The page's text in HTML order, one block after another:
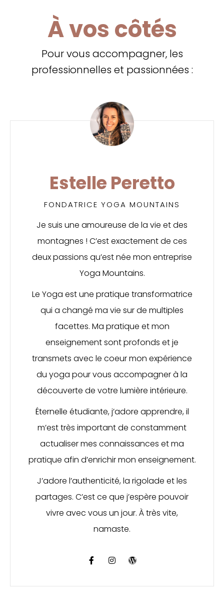
À vos côtés
Pour vous accompagner, les
professionnelles et passionnées :
Estelle Peretto
FONDATRICE YOGA MOUNTAINS
Je suis une amoureuse de la vie et des
montagnes ! C’est exactement de ces
deux passions qu’est née mon entreprise
Yoga Mountains.
Le Yoga est une pratique transformatrice
qui a changé ma vie sur de multiples
facettes. Ma pratique et mon
enseignement sont profonds et je
transmets avec le coeur mon expérience
du yoga pour vous accompagner à la
découverte de votre lumière intérieure.
Éternelle étudiante, j’adore apprendre, il
m’est très important de constamment
actualiser mes connaissances et ma
pratique afin d’enrichir mon enseignement.
J’adore l’authenticité, la rigolade et les
partages. C’est ce que j’espère pouvoir
vivre avec vous un jour. À très vite,
namaste.